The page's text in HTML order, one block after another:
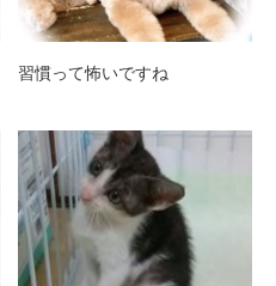
習慣って怖いですね